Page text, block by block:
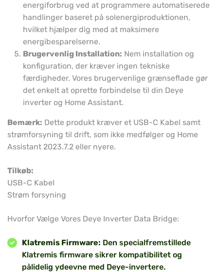
energiforbrug ved at programmere automatiserede
handlinger baseret på solenergiproduktionen,
hvilket hjælper dig med at maksimere
energibesparelserne.
Brugervenlig Installation: Nem installation og
konfiguration, der kræver ingen tekniske
færdigheder. Vores brugervenlige grænseflade gør
det enkelt at oprette forbindelse til din Deye
inverter og Home Assistant.
Bemærk: Dette produkt kræver et USB-C Kabel samt
strømforsyning til drift, som ikke medfølger og Home
Assistant 2023.7.2 eller nyere.
Tilkøb:
USB-C Kabel
Strøm forsyning
Hvorfor Vælge Vores Deye Inverter Data Bridge:
Klatremis Firmware: Den specialfremstillede
Klatremis firmware sikrer kompatibilitet og
pålidelig ydeevne med Deye-invertere.